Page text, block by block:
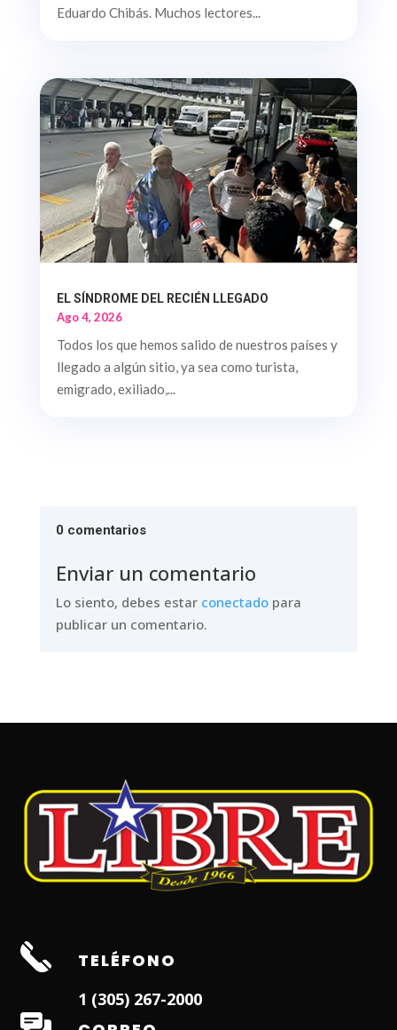
Eduardo Chibás. Muchos lectores...
EL SÍNDROME DEL RECIÉN LLEGADO
Ago 4, 2026
Todos los que hemos salido de nuestros países y
llegado a algún sitio, ya sea como turista,
emigrado, exiliado,...
0 comentarios
Enviar un comentario
Lo siento, debes estar conectadopara
publicar un comentario.
TELÉFONO
1 (305) 267-2000